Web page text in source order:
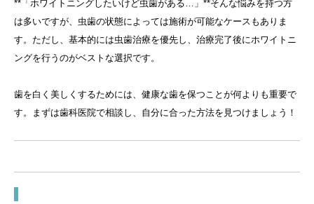
**「ホワイトニングしたいけど虫歯がある…」**そんな悩みを持つ方
は多いですが、虫歯の状態によっては施術が可能なケースもありま
す。ただし、基本的には虫歯治療を優先し、治療完了後にホワイトニ
ングを行うのがベストな選択です。
歯を白く美しくするためには、健康な歯を保つことが何よりも重要で
す。まずは歯科医院で相談し、自分に合った方法を見つけましょう！